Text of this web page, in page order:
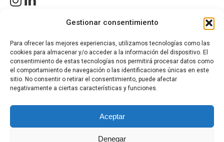
Gestionar consentimiento
Para ofrecer las mejores experiencias, utilizamos tecnologías como las
cookies para almacenar y/o acceder a la información del dispositivo. El
consentimiento de estas tecnologías nos permitirá procesar datos como
el comportamiento de navegación o las identificaciones únicas en este
sitio. No consentir o retirar el consentimiento, puede afectar
negativamente a ciertas características y funciones.
Aceptar
Denegar
Mantente al día con nuestras últimas novedades, proyectos y
cómo nuestras soluciones de altura pueden hacer la diferencia en tu
próximo proyecto.¡Únete a nuestra comunidad y no te pierdas
nada!
#SolucionesDeAltura
#PlataformasElevadoras
#ManipuladoresTelescópicos
#ProyectosDeConstrucción